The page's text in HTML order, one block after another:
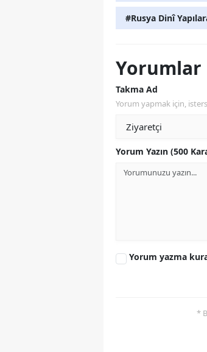
#Rusya Dinî
Yorumlar
Takma Ad
Yorum yapmak için,
Yorum Yazın (500
Yorum yazma
*